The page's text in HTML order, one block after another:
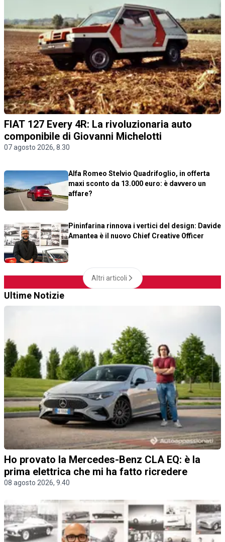
FIAT 127 Every 4R: La rivoluzionaria auto
componibile di Giovanni Michelotti
07 agosto 2026, 8.30
Alfa Romeo Stelvio Quadrifoglio, in offerta
maxi sconto da 13.000 euro: è davvero un
affare?
Pininfarina rinnova i vertici del design: Davide
Amantea è il nuovo Chief Creative Officer
Altri articoli
Ultime Notizie
Ho provato la Mercedes-Benz CLA EQ: è la
prima elettrica che mi ha fatto ricredere
08 agosto 2026, 9.40